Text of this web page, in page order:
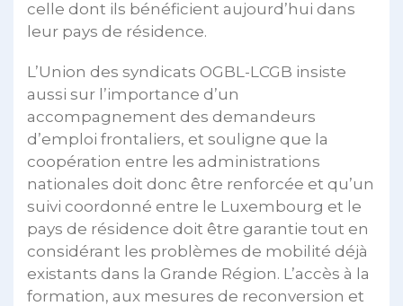
celle dont ils bénéficient aujourd’hui dans
leur pays de résidence.
L’Union des syndicats OGBL-LCGB insiste
aussi sur l’importance d’un
accompagnement des demandeurs
d’emploi frontaliers, et souligne que la
coopération entre les administrations
nationales doit donc être renforcée et qu’un
suivi coordonné entre le Luxembourg et le
pays de résidence doit être garantie tout en
considérant les problèmes de mobilité déjà
existants dans la Grande Région. L’accès à la
formation, aux mesures de reconversion et